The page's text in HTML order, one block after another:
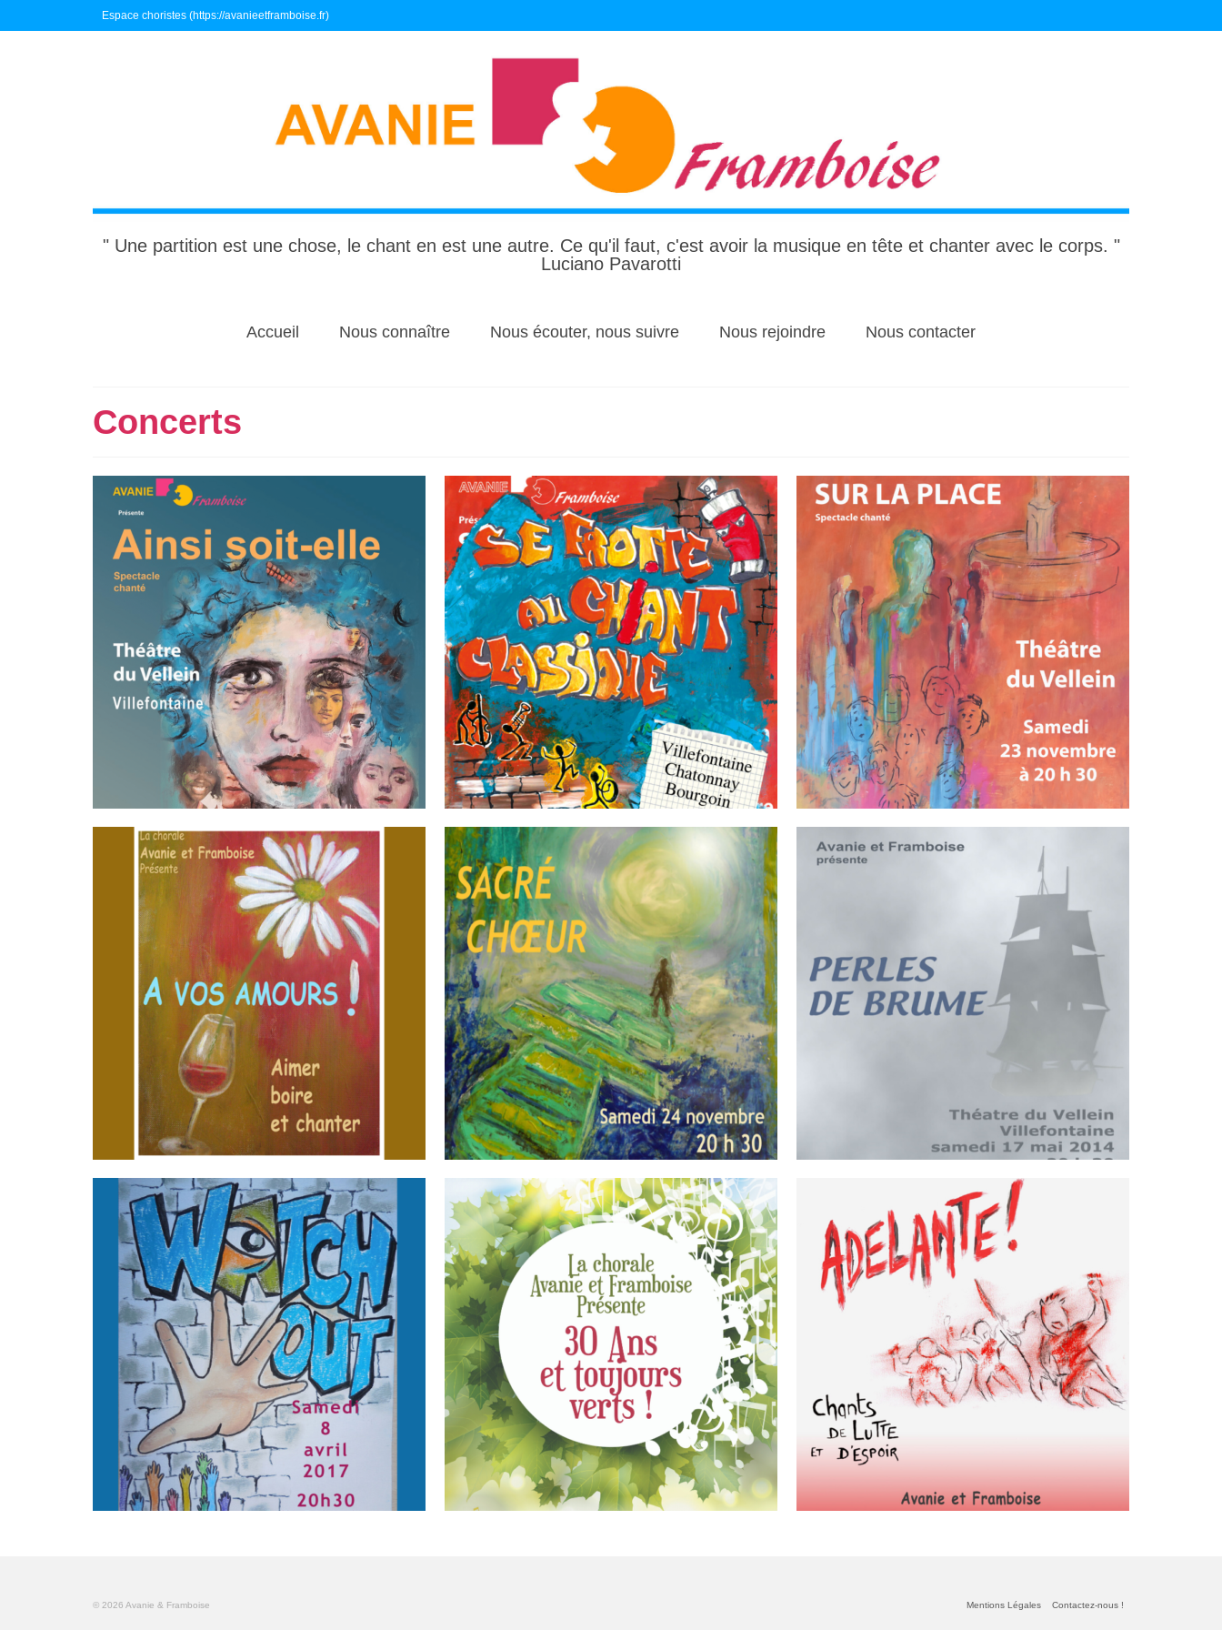
Espace choristes (https://avanieetframboise.fr)
" Une partition est une chose, le chant en est une autre. Ce qu'il faut, c'est avoir la musique en tête et chanter avec le corps. "
Luciano Pavarotti
Accueil Nous connaître Nous écouter, nous suivre Nous rejoindre Nous contacter
Concerts
Mentions Légales Contactez-nous !
© 2026 Avanie & Framboise